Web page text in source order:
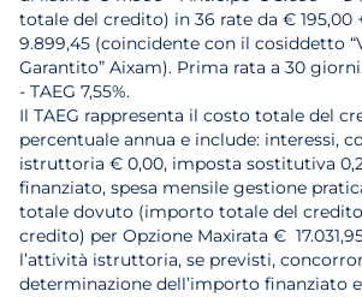
totale del credito) in 36 rate da € 195,00
9.899,45 (coincidente con il cosiddetto
Garantito” Aixam). Prima rata a 30 giorni.
- TAEG 7,55%.
Il TAEG rappresenta il costo totale del
percentuale annua e include: interessi,
istruttoria € 0,00, imposta sostitutiva
finanziato, spesa mensile gestione
totale dovuto (importo totale del
credito) per Opzione Maxirata €
l’attività istruttoria, se previsti,
determinazione dell’importo finanziato